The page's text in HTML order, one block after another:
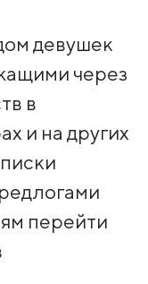
девушек
через
в
и на других
перейти